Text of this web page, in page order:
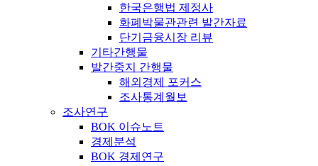
한국은행법 제정사
화폐박물관관련 발간자료
단기금융시장 리뷰
기타간행물
발간중지 간행물
해외경제 포커스
조사통계월보
조사연구
BOK 이슈노트
경제분석
BOK 경제연구